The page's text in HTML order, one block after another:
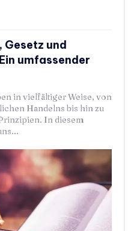
Gesetz und
umfassender
in vielfältiger Weise, von
Handelns bis hin zu
In diesem